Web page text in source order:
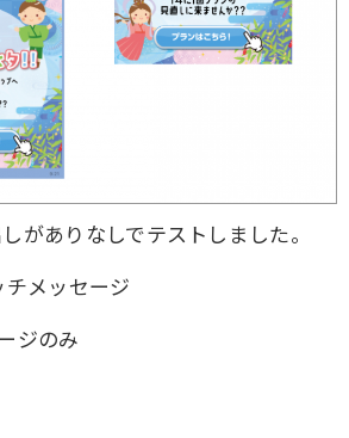
がありなしでテストしました。
メッセージ
ジのみ